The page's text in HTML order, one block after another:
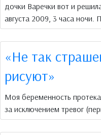
дочки Варечки вот и
августа 2009, 3 часа ночи.
«Не так
рисуют»
Моя беременность
за исключением тревог